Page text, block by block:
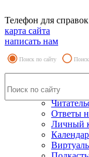
Телефон для
карта сайта
написать нам
Поиск по сайту
Ответы
Личный